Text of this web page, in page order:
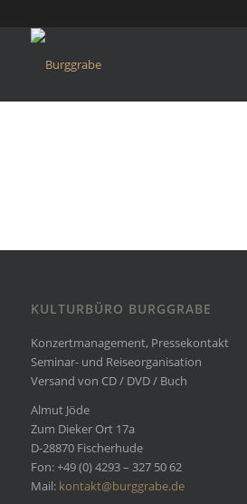
KULTURBÜRO BURGGRABE
Konzertmanagement, Pressekontakt
Seminar- und Reiseorganisation
Versand von CD / DVD / Buch
Almut Jöde
Zum Dieker Ort 17a
D-28870 Fischerhude
Fon: +49 (0) 4293 – 327 50 62
Mail: kontakt@burggrabe.de